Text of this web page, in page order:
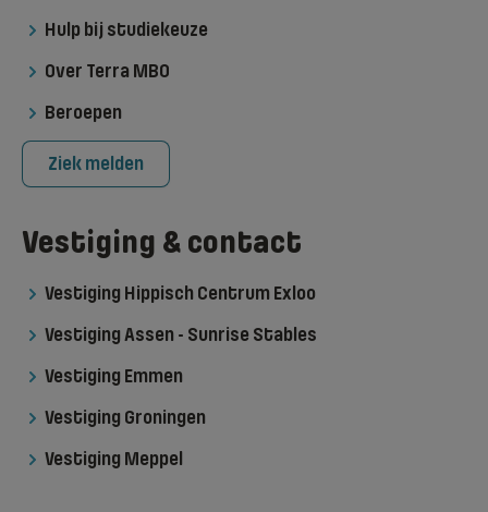
Hulp bij studiekeuze
Over Terra MBO
Beroepen
Ziek melden
Vestiging & contact
Vestiging Hippisch Centrum Exloo
Vestiging Assen - Sunrise Stables
Vestiging Emmen
Vestiging Groningen
Vestiging Meppel